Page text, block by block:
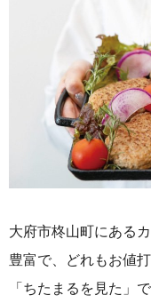
大府市柊山町にある
豊富で、どれもお値
「ちたまるを見た」